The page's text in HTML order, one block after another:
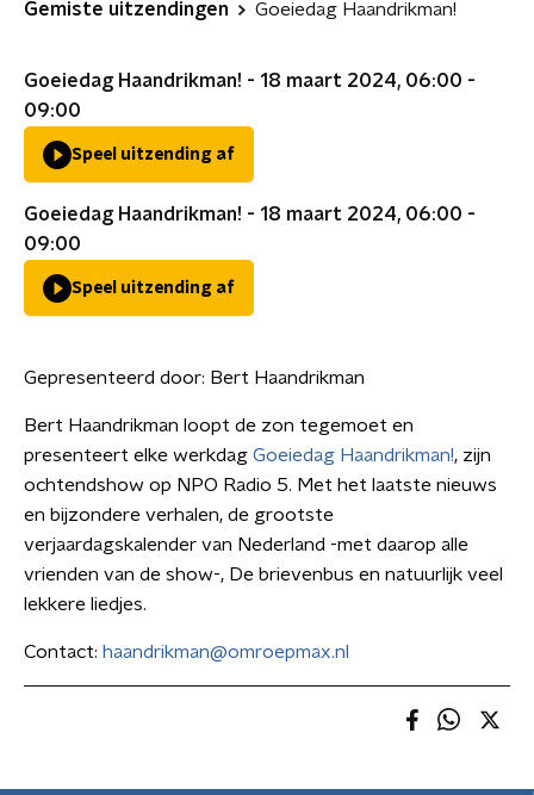
Gemiste uitzendingen Goeiedag Haandrikman!
Goeiedag Haandrikman! - 18 maart 2024, 06:00 -
09:00
Speel uitzending af
Goeiedag Haandrikman! - 18 maart 2024, 06:00 -
09:00
Speel uitzending af
Gepresenteerd door: Bert Haandrikman
Bert Haandrikman loopt de zon tegemoet en
presenteert elke werkdag Goeiedag Haandrikman!, zijn
ochtendshow op NPO Radio 5. Met het laatste nieuws
en bijzondere verhalen, de grootste
verjaardagskalender van Nederland -met daarop alle
vrienden van de show-, De brievenbus en natuurlijk veel
lekkere liedjes.
Contact: haandrikman@omroepmax.nl